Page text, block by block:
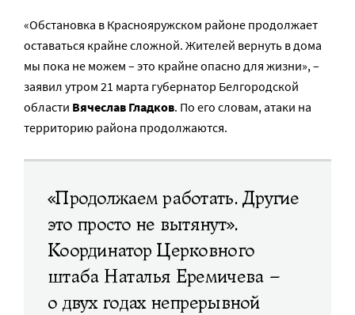
«Обстановка в Краснояружском районе продолжает
оставаться крайне сложной. Жителей вернуть в дома
мы пока не можем – это крайне опасно для жизни», –
заявил утром 21 марта губернатор Белгородской
области Вячеслав Гладков. По его словам, атаки на
территорию района продолжаются.
«Продолжаем работать. Другие
это просто не вытянут».
Координатор Церковного
штаба Наталья Еремичева –
о двух годах непрерывной